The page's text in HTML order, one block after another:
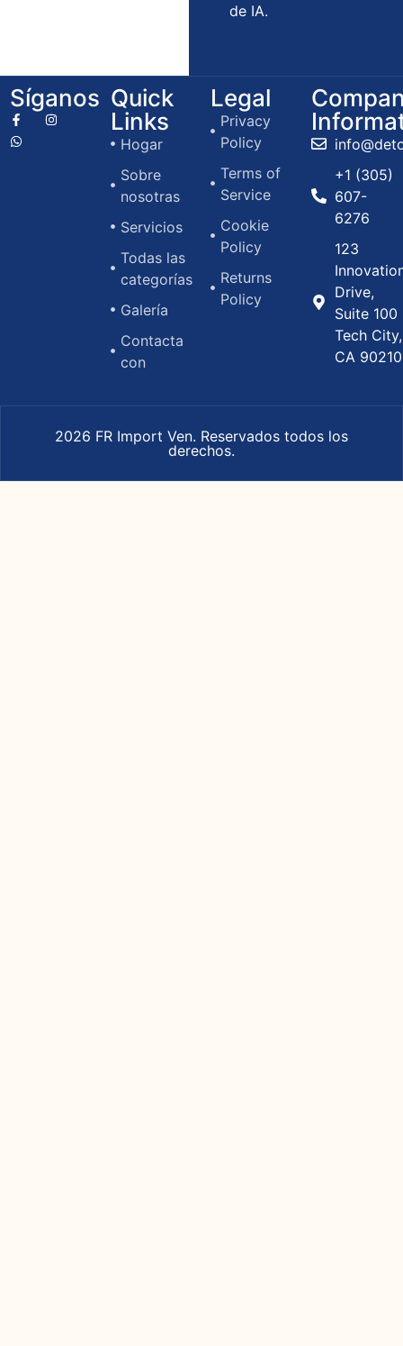
de IA.
Síganos Quick
Links
Hogar
Sobre
nosotras
Servicios
Todas las
categorías
Galería
Contacta
con
Legal
Privacy
Policy
Terms of
Service
Cookie
Policy
Returns
Policy
+1 (305)
607-
6276
123
Drive,
Suite 100
Tech City,
CA 90210
2026 FR Import Ven. Reservados todos los
derechos.